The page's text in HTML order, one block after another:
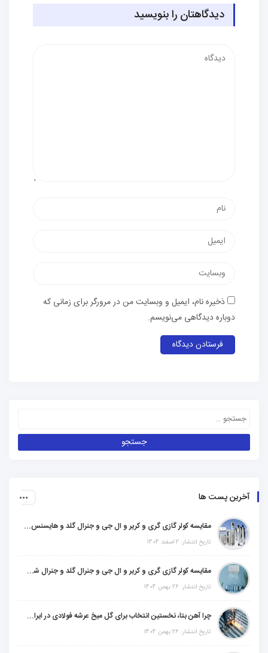
دیدگاهتان را بنویسید
ذخیره نام، ایمیل و وبسایت من در مرورگر برای زمانی که
دوباره دیدگاهی می‌نویسم.
آخرین پست ها
مقایسه کولر گازی گری و کریر و ال جی و جنرال گلد و هایسنس و مدیا و اجنرال
تاریخ انتشار: 2 اسفند 1404
مقایسه کولر گازی گری و کریر و ال جی و جنرال گلد و جنرال شکار و سامسونگ و یونیوا
تاریخ انتشار: 26 بهمن 1404
چرا آهن بتا، نخستین انتخاب برای گل میخ عرشه فولادی در ایران است؟
تاریخ انتشار: 26 بهمن 1404